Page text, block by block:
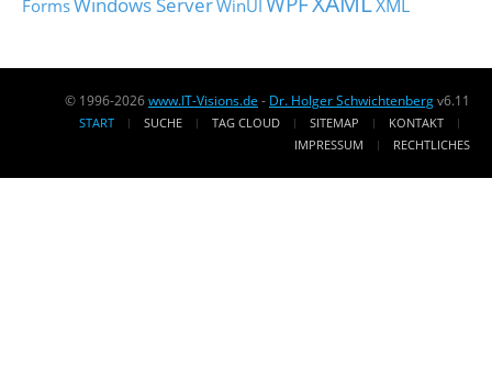
Forms
WinUI XML
© 1996-2026www.IT-Visions.de - Dr. Holger Schwichtenbergv6.11
START SUCHE TAG CLOUD SITEMAP
KONTAKT
IMPRESSUM
RECHTLICHES